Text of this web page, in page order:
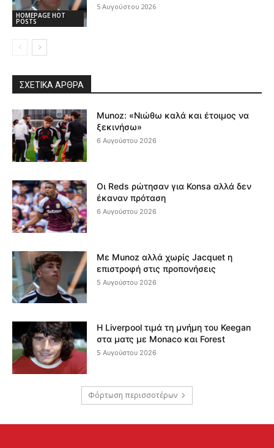
HOMEPAGE HOT
POSTS
5 Αυγούστου 2026
ΣΧΕΤΙΚΆ ΆΡΘΡΑ
Munoz: «Νιώθω καλά και έτοιμος να
ξεκινήσω»
6 Αυγούστου 2026
Οι Reds ρώτησαν για Konsa αλλά δεν
έκαναν πρόταση
6 Αυγούστου 2026
Με Munoz αλλά χωρίς Jacquet η
επιστροφή στις προπονήσεις
5 Αυγούστου 2026
Η Liverpool τιμά τη μνήμη του Keegan
στα ματς με Monaco και Forest
5 Αυγούστου 2026
Φόρτωση περισσοτέρων